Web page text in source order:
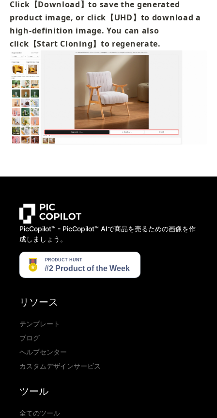
Click【Download】to save the generated
product image, or click【UHD】to download a
high-definition image. You can also
click【Start Cloning】to regenerate.
PicCopilot™️ - PicCopilot™️ AIで商品を売るための画像を作
成しましょう。
リソース
テンプレート
ブログ
ヘルプセンター
カスタムデザインサービス
ツール
全てのツール